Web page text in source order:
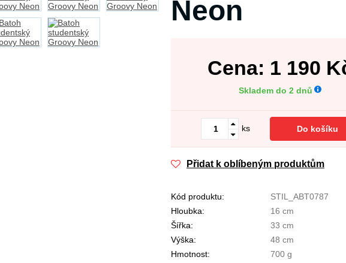
Neon
Cena: 1 190
Skladem do 2 dnů
ks Do košíku
Přidat k oblíbeným produktům
Kód produktu:
STIL_ABT0787
Hloubka:
16 cm
Šířka:
33 cm
Výška:
48 cm
Hmotnost:
700 g